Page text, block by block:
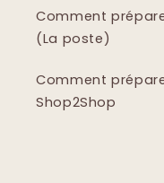
Comment
(La poste)
Comment
Shop2Shop